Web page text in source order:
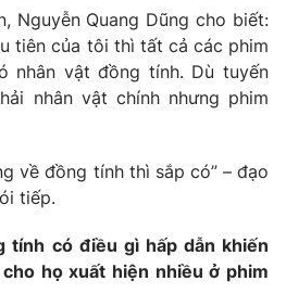
Nguyễn Quang Dũng cho biết:
tiên của tôi thì tất cả các phim
nhân vật đồng tính. Dù tuyến
nhân vật chính nhưng phim
về đồng tính thì sắp có” – đạo
tiếp.
tính có điều gì hấp dẫn khiến
họ xuất hiện nhiều ở phim